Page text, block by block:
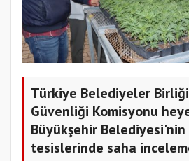
Türkiye Belediyeler Birliği
Güvenliği Komisyonu
Büyükşehir
tesislerinde saha